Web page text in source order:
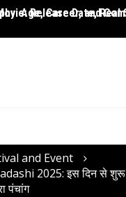
Age, Career, and
Release Date, Real
and Event
2025: इस दिन से शुरू
पंचांग